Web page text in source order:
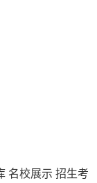
名校展示 招生考